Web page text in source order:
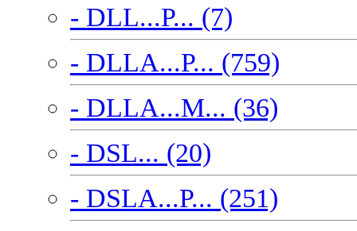
- DLL...P... (7)
- DLLA...P... (759)
- DLLA...M... (36)
- DSL... (20)
- DSLA...P... (251)